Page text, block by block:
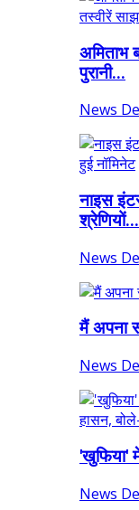
अमिताभ
पुरानी...
News
नाइस
श्रेणियों...
News
मैं अपना
News
'खुफिया'
News